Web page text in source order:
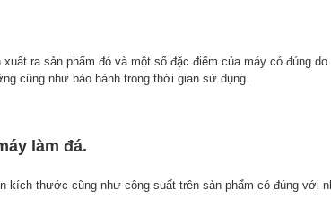
ra sản phẩm đó và một số đặc điểm của máy có đúng
cũng như bảo hành trong thời gian sử dụng.
làm đá.
kích thước cũng như công suất trên sản phẩm có đúng với